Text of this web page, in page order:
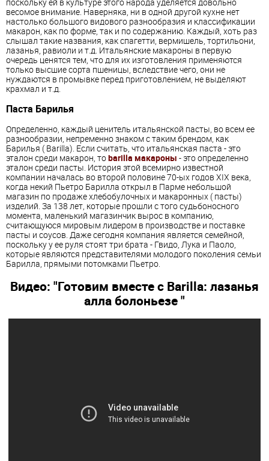
весомое внимание. Наверняка, ни в одной другой кухне нет
настолько большого видового разнообразия и классификации
макарон, как по форме, так и по содержанию. Каждый, хоть раз
слышал такие названия, как спагетти, вермишель, тортильони,
лазанья, равиоли и т.д. Итальянские макароны в первую
очередь ценятся тем, что для их изготовления применяются
только высшие сорта пшеницы, вследствие чего, они не
нуждаются в промывке перед приготовлением, не выделяют
крахмал и т.д.
Паста Барилья
Определенно, каждый ценитель итальянской пасты, во всем ее
разнообразии, непременно знаком с таким брендом, как
Барилья ( Barilla). Если считать, что итальянская паста - это
эталон среди макарон, тоbarilla макароны - это определенно
эталон среди пасты. История этой всемирно известной
компании началась во второй половине 70-ых годов XIX века,
когда некий Пьетро Барилла открыл в Парме небольшой
магазин по продаже хлебобулочных и макаронных ( пасты)
изделий. За 138 лет, которые прошли с того судьбоносного
момента, маленький магазинчик вырос в компанию,
считающуюся мировым лидером в производстве и поставке
пасты и соусов. Даже сегодня компания является семейной,
поскольку у ее руля стоят три брата - Гвидо, Лука и Паоло,
которые являются представителями молодого поколения семьи
Барилла, прямыми потомками Пьетро.
Видео: "Готовим вместе с Barilla: лазанья
алла болоньезе "